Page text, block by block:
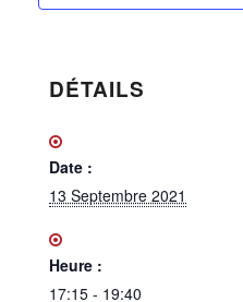
DÉTAILS
Date :
13 Septembre 2021
Heure :
17:15 - 19:40